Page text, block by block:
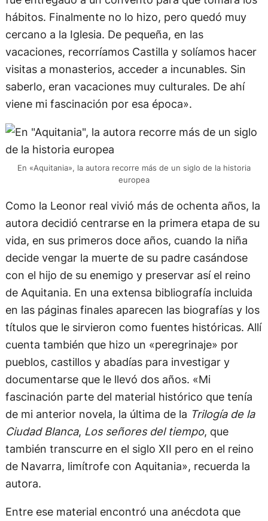
hábitos. Finalmente no lo hizo, pero quedó muy
cercano a la Iglesia. De pequeña, en las
vacaciones, recorríamos Castilla y solíamos hacer
visitas a monasterios, acceder a incunables. Sin
saberlo, eran vacaciones muy culturales. De ahí
viene mi fascinación por esa época».
En «Aquitania», la autora recorre más de un siglo de la historia
europea
Como la Leonor real vivió más de ochenta años, la
autora decidió centrarse en la primera etapa de su
vida, en sus primeros doce años, cuando la niña
decide vengar la muerte de su padre casándose
con el hijo de su enemigo y preservar así el reino
de Aquitania. En una extensa bibliografía incluida
en las páginas finales aparecen las biografías y los
títulos que le sirvieron como fuentes históricas. Allí
cuenta también que hizo un «peregrinaje» por
pueblos, castillos y abadías para investigar y
documentarse que le llevó dos años. «Mi
fascinación parte del material histórico que tenía
de mi anterior novela, la última de la Trilogía de la
Ciudad Blanca, Los señores del tiempo, que
también transcurre en el siglo XII pero en el reino
de Navarra, limítrofe con Aquitania», recuerda la
autora.
Entre ese material encontró una anécdota que